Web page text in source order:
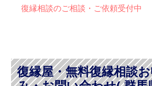
復縁相談のご相談・ご依頼受付中
復縁屋・無料復縁相談